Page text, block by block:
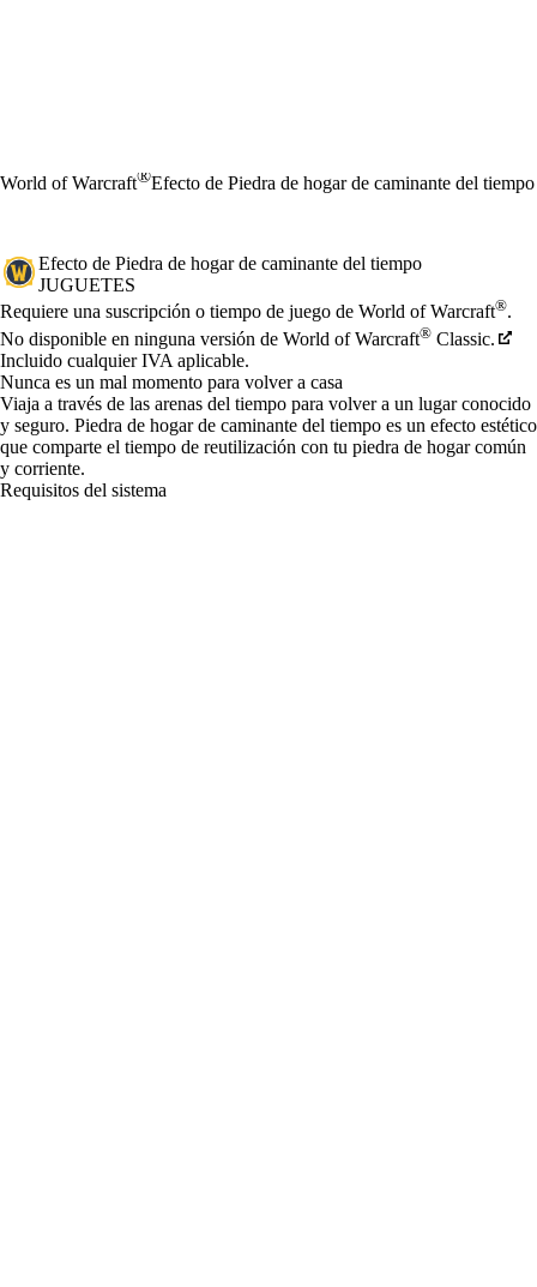
World of Warcraft®Efecto de Piedra de hogar de caminante del tiempo
Efecto de Piedra de hogar de caminante del tiempo
JUGUETES
Precio
Available actions
Requiere una suscripción o tiempo de juego de World of Warcraft®.
No disponible en ninguna versión de World of Warcraft® Classic.
Incluido cualquier IVA aplicable.
Nunca es un mal momento para volver a casa
Viaja a través de las arenas del tiempo para volver a un lugar conocido
y seguro. Piedra de hogar de caminante del tiempo es un efecto estético
que comparte el tiempo de reutilización con tu piedra de hogar común
y corriente.
Requisitos del sistema